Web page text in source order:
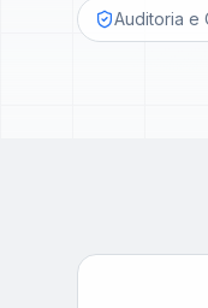
Auditoria e